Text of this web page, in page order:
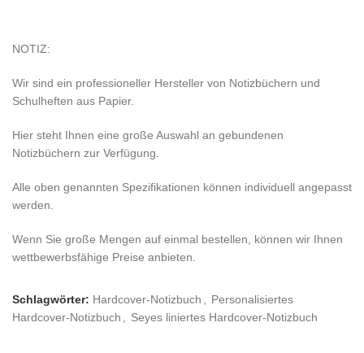
NOTIZ:
Wir sind ein professioneller Hersteller von Notizbüchern und
Schulheften aus Papier.
Hier steht Ihnen eine große Auswahl an gebundenen
Notizbüchern zur Verfügung.
Alle oben genannten Spezifikationen können individuell angepasst
werden.
Wenn Sie große Mengen auf einmal bestellen, können wir Ihnen
wettbewerbsfähige Preise anbieten.
Schlagwörter: Hardcover-Notizbuch
Personalisiertes
Hardcover-Notizbuch
Seyes liniertes Hardcover-Notizbuch